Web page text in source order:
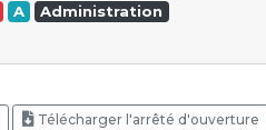
A Administration
Télécharger l'arrêté d'ouverture